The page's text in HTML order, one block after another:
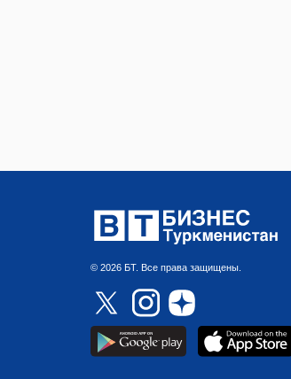
© 2026 БТ. Все права защищены.